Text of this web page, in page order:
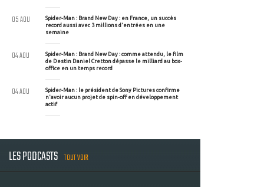
Spider-Man : Brand New Day : en France, un succès
record aussi avec 3 millions d'entrées en une
semaine
05 AOU
Spider-Man : Brand New Day : comme attendu, le film
de Destin Daniel Cretton dépasse le milliard au box-
office en un temps record
04 AOU
Spider-Man : le président de Sony Pictures confirme
n'avoir aucun projet de spin-off en développement
actif
04 AOU
LES PODCASTS TOUT VOIR